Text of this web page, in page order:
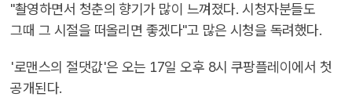
"촬영하면서 청춘의 향기가 많이 느껴졌다. 시청자분들도
그때 그 시절을 떠올리면 좋겠다"고 많은 시청을 독려했다.
'로맨스의 절댓값'은 오는 17일 오후 8시 쿠팡플레이에서 첫
공개된다.